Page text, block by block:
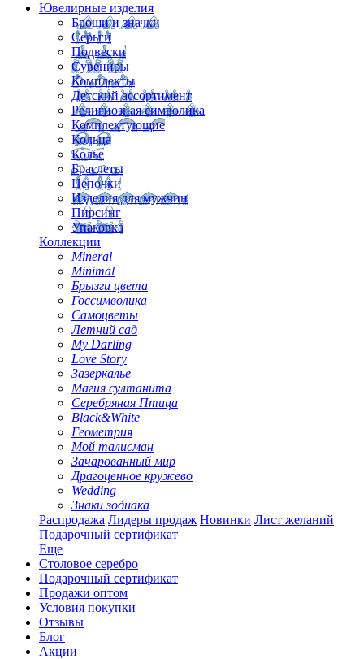
Ювелирные изделия
Броши и значки
Серьги
Подвески
Сувениры
Комплекты
Детский ассортимент
Религиозная символика
Комплектующие
Кольца
Колье
Браслеты
Цепочки
Изделия для мужчин
Пирсинг
Упаковка
Коллекции
Mineral
Minimal
Брызги цвета
Госсимволика
Самоцветы
Летний сад
My Darling
Love Story
Зазеркалье
Магия султанита
Серебряная Птица
Black&White
Геометрия
Мой талисман
Зачарованный мир
Драгоценное кружево
Wedding
Знаки зодиака
Распродажа Лидеры продаж Новинки Лист желаний
Подарочный сертификат
Еще
Столовое серебро
Подарочный сертификат
Продажи оптом
Условия покупки
Отзывы
Блог
Акции